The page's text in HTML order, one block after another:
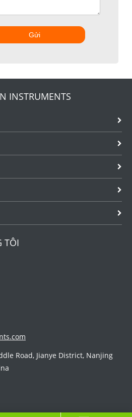
Gửi
INSTRUMENTS
TÔI
Road, Jianye District, Nanjing